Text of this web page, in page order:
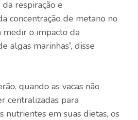
respiração e
concentração de metano no
medir o impacto da
algas marinhas”, disse
quando as vacas não
centralizadas para
nutrientes em suas dietas, os